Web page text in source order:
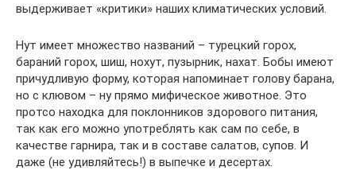
выдерживает «критики» наших климатических условий.
Нут имеет множество названий – турецкий горох,
бараний горох, шиш, нохут, пузырник, нахат. Бобы имеют
причудливую форму, которая напоминает голову барана,
но с клювом – ну прямо мифическое животное. Это
протсо находка для поклонников здорового питания,
так как его можно употреблять как сам по себе, в
качестве гарнира, так и в составе салатов, супов. И
даже (не удивляйтесь!) в выпечке и десертах.